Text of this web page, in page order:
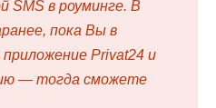
SMS в роуминге. В
пока Вы в
Privat24 и
— тогда сможете